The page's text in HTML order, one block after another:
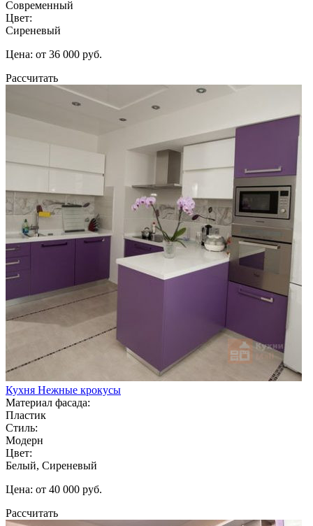
Современный
Цвет:
Сиреневый
Цена: от 36 000 руб.
Рассчитать
Кухня Нежные крокусы
Материал фасада:
Пластик
Стиль:
Модерн
Цвет:
Белый, Сиреневый
Цена: от 40 000 руб.
Рассчитать